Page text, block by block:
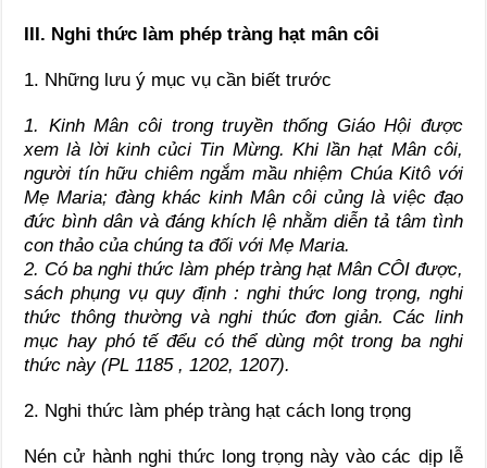
III. Nghi thức làm phép tràng hạt mân côi
1. Những lưu ý mục vụ cần biết trước
1. Kinh Mân côi trong truyền thống Giáo Hội được
xem là lời kinh củci Tin Mừng. Khi lần hạt Mân côi,
người tín hữu chiêm ngắm mầu nhiệm Chúa Kitô với
Mẹ Maria; đàng khác kinh Mân côi củng là việc đạo
đức bình dân và đáng khích lệ nhằm diễn tả tâm tình
con thảo của chúng ta đối với Mẹ Maria.
2. Có ba nghi thức làm phép tràng hạt Mân CÔI được,
sách phụng vụ quy định : nghi thức long trọng, nghi
thức thông thường và nghi thúc đơn giản. Các linh
mục hay phó tế đểu có thể dùng một trong ba nghi
thức này (PL 1185 , 1202, 1207).
2. Nghi thức làm phép tràng hạt cách long trọng
Nén cử hành nghi thức long trọng này vào các dịp lễ